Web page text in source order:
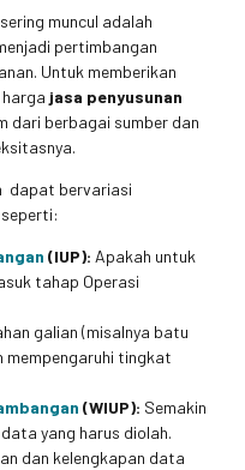
muncul adalah
pertimbangan
Untuk memberikan
jasa penyusunan
dari berbagai sumber dan
dapat bervariasi
(IUP): Apakah untuk
tahap Operasi
galian (misalnya batu
mempengaruhi tingkat
(WIUP): Semakin
yang harus diolah.
dan kelengkapan data